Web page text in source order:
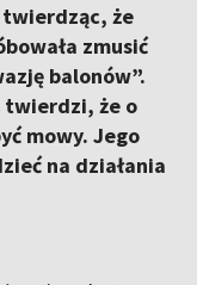
że
zmusić
balonów”.
twierdzi, że o
mowy. Jego
na działania